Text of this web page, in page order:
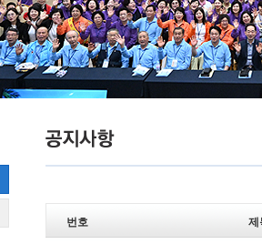
번호 제